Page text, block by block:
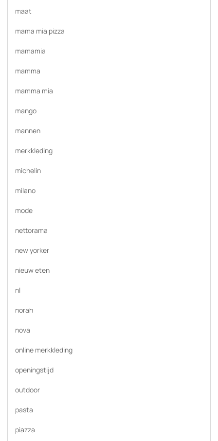
maat
mama mia pizza
mamamia
mamma
mamma mia
mango
mannen
merkkleding
michelin
milano
mode
nettorama
new yorker
nieuw eten
nl
norah
nova
online merkkleding
openingstijd
outdoor
pasta
piazza